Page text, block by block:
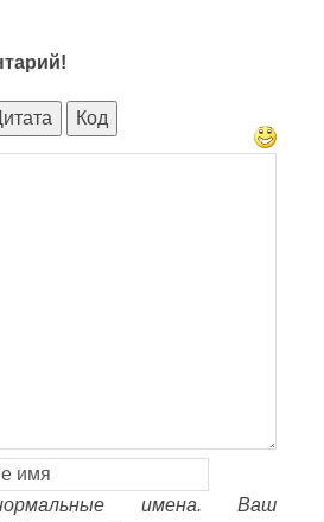
Код
имена. Ваш